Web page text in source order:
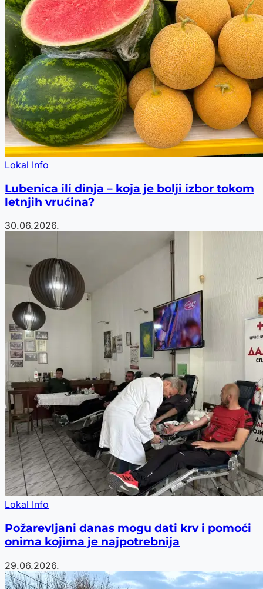
Lokal Info
Lubenica ili dinja – koja je bolji izbor tokom
letnjih vrućina?
30.06.2026.
Lokal Info
Požarevljani danas mogu dati krv i pomoći
onima kojima je najpotrebnija
29.06.2026.